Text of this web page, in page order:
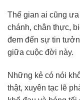
Thế gian ai cũng
chánh, chân thực,
đem đến sự tin
giữa cuộc đời này.
Những kẻ có nói
thật, xuyên tạc lẽ